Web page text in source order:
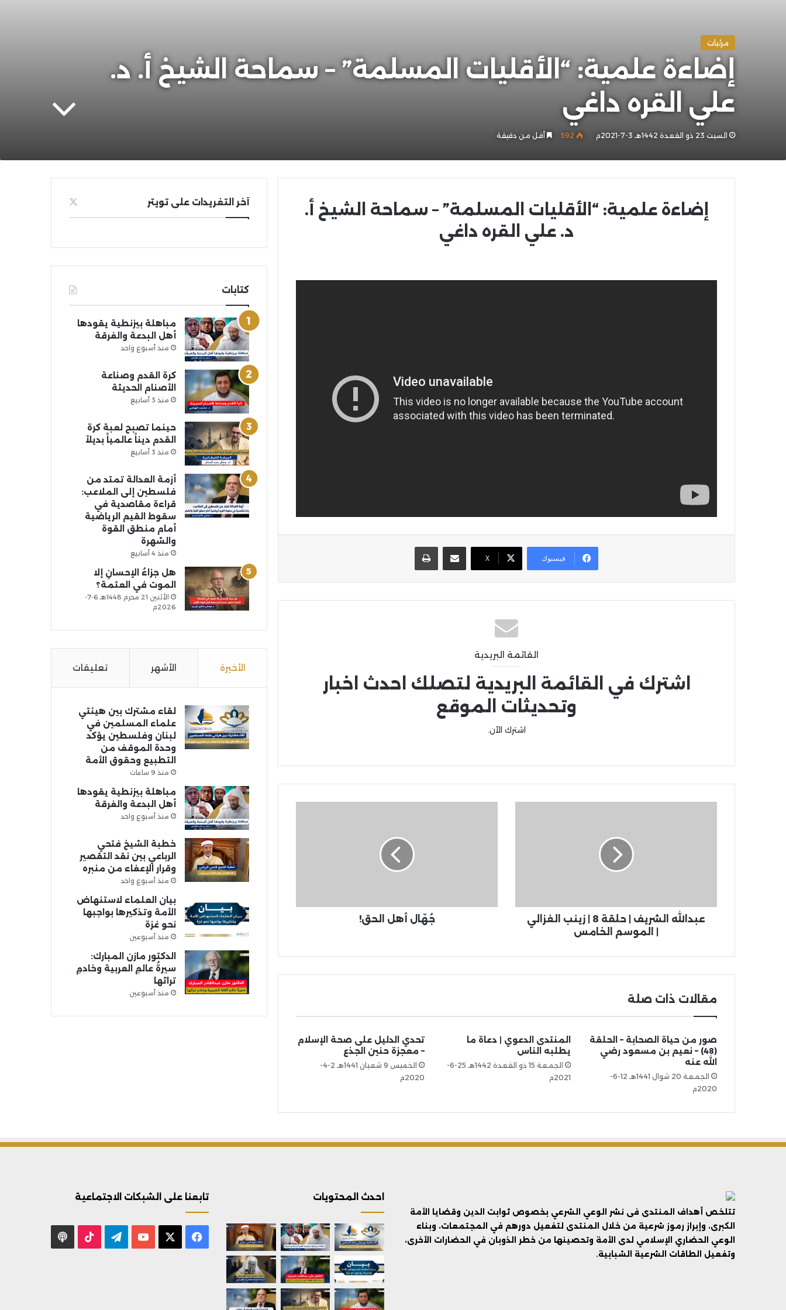
مرئيات
إضاءة علمية: “الأقليات المسلمة” – سماحة الشيخ أ. د.
علي القره داغي
السبت 23 ذو القعدة 1442هـ 3-7-2021م 592 أقل من دقيقة
إضاءة علمية: “الأقليات المسلمة” – سماحة الشيخ أ.
د. علي القره داغي
فيسبوك X
مشاركة عبر البريد
القائمة البريدية
اشترك في القائمة البريدية لتصلك احدث اخبار
وتحديثات الموقع
اشترك الآن.
عبدالله الشريف | حلقة 8 | زينب الغزالي
| الموسم الخامس
جُهّال أهل الحق!
مقالات ذات صلة
صور من حياة الصحابة – الحلقة
(48) – نعيم بن مسعود رضي
الله عنه
الجمعة 20 شوال 1441هـ 12-6-
2020م
المنتدى الدعوي | دعاة ما
يطلبه الناس
الجمعة 15 ذو القعدة 1442هـ 25-6-
2021م
تحدي الدليل على صحة الإسلام
– معجزة حنين الجذع
الخميس 9 شعبان 1441هـ 2-4-
2020م
آخر التغريدات على تويتر
كتابات
مباهلة بيزنطية يقودها
أهل البدعة والفرقة
منذ أسبوع واحد
كرة القدم وصناعة
الأصنام الحديثة
منذ 3 أسابيع
حينما تصبح لعبة كرة
القدم ديناً عالمياً بديلاً
منذ 3 أسابيع
أزمة العدالة تمتد من
فلسطين إلى الملاعب:
قراءة مقاصدية في
سقوط القيم الرياضية
أمام منطق القوة
والشهرة
منذ 4 أسابيع
هل جزاءُ الإحسانِ إلا
الموت في العتمة؟
الأثنين 21 محرم 1448هـ 6-7-
2026م
الأخيرة الأشهر تعليقات
لقاء مشترك بين هيئتي
علماء المسلمين في
لبنان وفلسطين يؤكد
وحدة الموقف من
التطبيع وحقوق الأمة
منذ 9 ساعات
مباهلة بيزنطية يقودها
أهل البدعة والفرقة
منذ أسبوع واحد
خطبة الشيخ فتحي
الرباعي بين نقد التقصير
وقرار الإعفاء من منبره
منذ أسبوع واحد
بيان العلماء لاستنهاض
الأمة وتذكيرها بواجبها
نحو غزة
منذ أسبوعين
الدكتور مازن المبارك:
سيرةُ عالمِ العربية وخادمِ
تراثها
منذ أسبوعين
تتلخص أهداف المنتدى فى نشر الوعي الشرعي بخصوص ثوابت الدين وقضايا الأمة
الكبرى، وإبراز رموز شرعية من خلال المنتدى لتفعيل دورهم في المجتمعات، وبناء
الوعي الحضاري الإسلامي لدى الأمة وتحصينها من خطر الذوبان في الحضارات الأخرى،
وتفعيل الطاقات الشرعية الشبابية.
احدث المحتويات تابعنا على الشبكات الاجتماعية
فيسبوك يوتيوب تيلقرام ‫TikTok